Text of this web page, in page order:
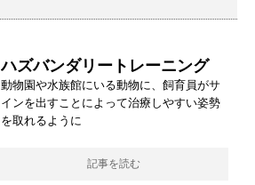
ハズバンダリートレーニング
動物園や水族館にいる動物に、飼育員がサ
インを出すことによって治療しやすい姿勢
を取れるように
記事を読む